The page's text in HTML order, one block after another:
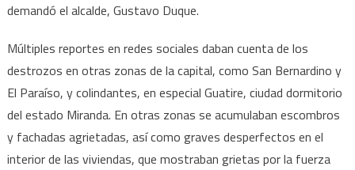
demandó el alcalde, Gustavo Duque.
Múltiples reportes en redes sociales daban cuenta de los
destrozos en otras zonas de la capital, como San Bernardino y
El Paraíso, y colindantes, en especial Guatire, ciudad dormitorio
del estado Miranda. En otras zonas se acumulaban escombros
y fachadas agrietadas, así como graves desperfectos en el
interior de las viviendas, que mostraban grietas por la fuerza